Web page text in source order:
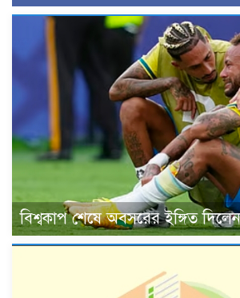
বিশ্বকাপ শেষে অবসরের ইঙ্গিত